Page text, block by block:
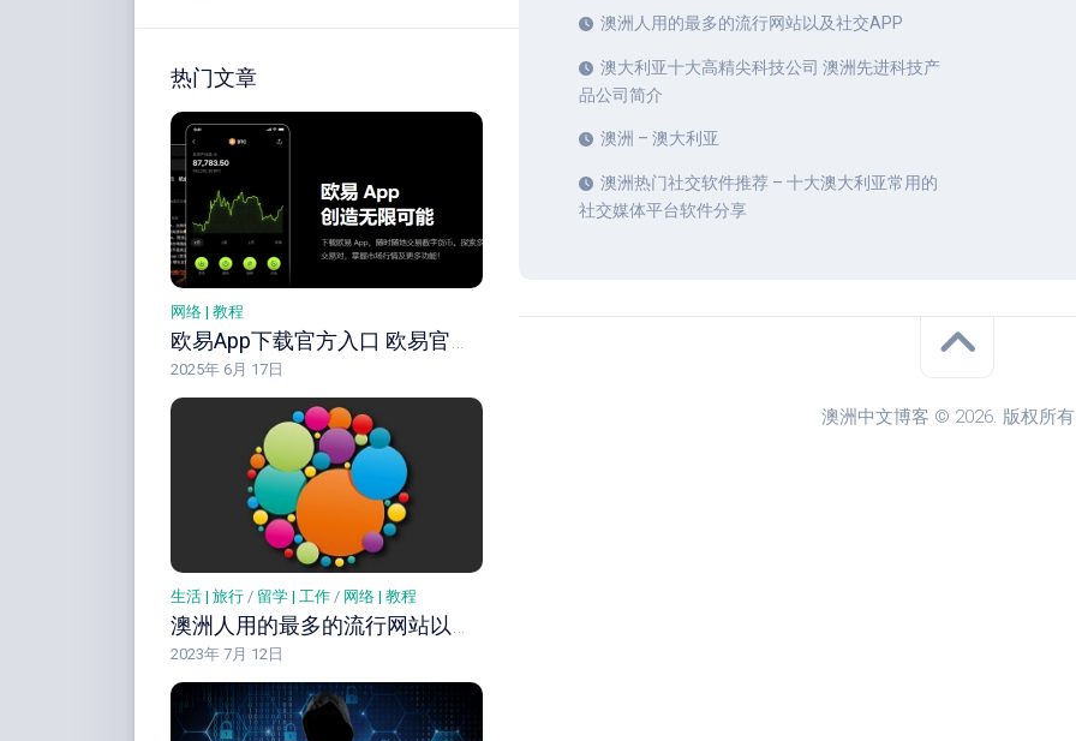
热门文章
网络 | 教程
2025年 6月 17日
生活 | 旅行 / 留学 | 工作 / 网络 | 教程
2023年 7月 12日
澳洲人用的最多的流行网站以及社交APP
澳大利亚十大高精尖科技公司 澳洲先进科技产
品公司简介
澳洲 – 澳大利亚
澳洲热门社交软件推荐 – 十大澳大利亚常用的
社交媒体平台软件分享
澳洲中文博客 © 2026. 版权所